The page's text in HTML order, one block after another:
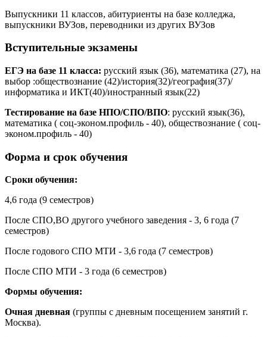
Выпускники 11 классов, абитуриенты на базе колледжа,
выпускники ВУЗов, переводники из других ВУЗов
Вступительные экзамены
ЕГЭ на базе 11 класса: русский язык (36), математика (27), на
выбор :обществознание (42)/история(32)/география(37)/
информатика и ИКТ(40)/иностранный язык(22)
Тестирование на базе НПО/СПО/ВПО: русский язык(36),
математика ( соц-эконом.профиль - 40), обществознание ( соц-
эконом.профиль - 40)
Форма и срок обучения
Сроки обучения:
4,6 года (9 семестров)
После СПО,ВО другого учебного заведения - 3, 6 года (7
семестров)
После годового СПО МТИ - 3,6 года (7 семестров)
После СПО МТИ - 3 года (6 семестров)
Формы обучения:
Очная дневная (группы с дневным посещением занятий г.
Москва).